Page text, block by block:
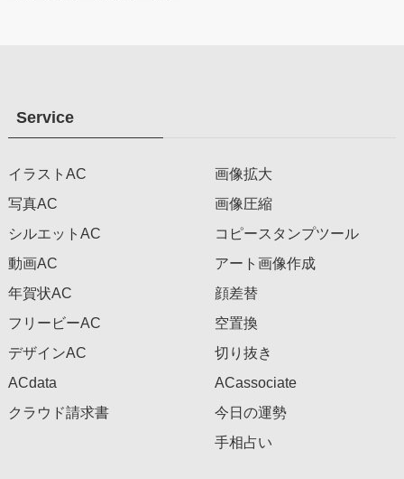
Service
イラストAC
写真AC
シルエットAC
動画AC
年賀状AC
フリービーAC
デザインAC
ACdata
クラウド請求書
画像拡大
画像圧縮
コピースタンプツール
アート画像作成
顔差替
空置換
切り抜き
ACassociate
今日の運勢
手相占い